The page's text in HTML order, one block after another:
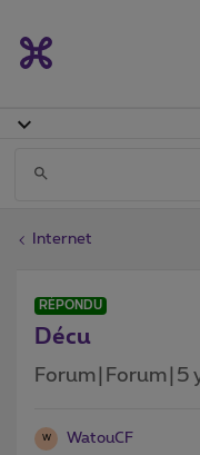
Internet
RÉPONDU
Décu
Forum|Forum|5
W WatouCF